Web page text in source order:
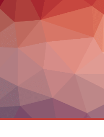
Skip
to
content